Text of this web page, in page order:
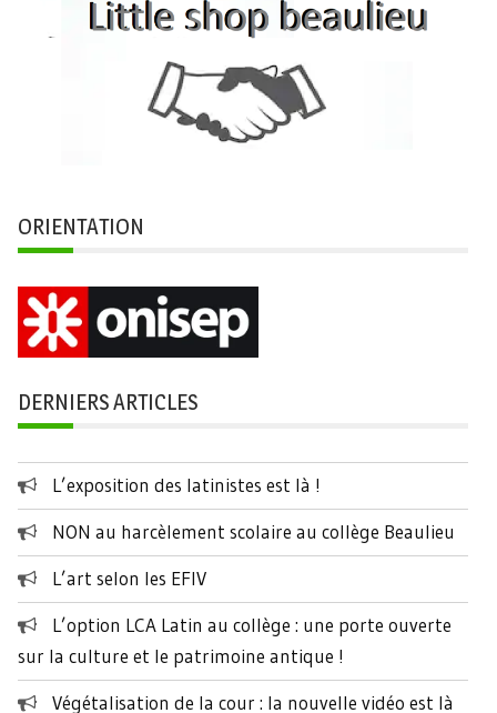
ORIENTATION
DERNIERS ARTICLES
L’exposition des latinistes est là !
NON au harcèlement scolaire au collège Beaulieu
L’art selon les EFIV
L’option LCA Latin au collège : une porte ouverte
sur la culture et le patrimoine antique !
Végétalisation de la cour : la nouvelle vidéo est là